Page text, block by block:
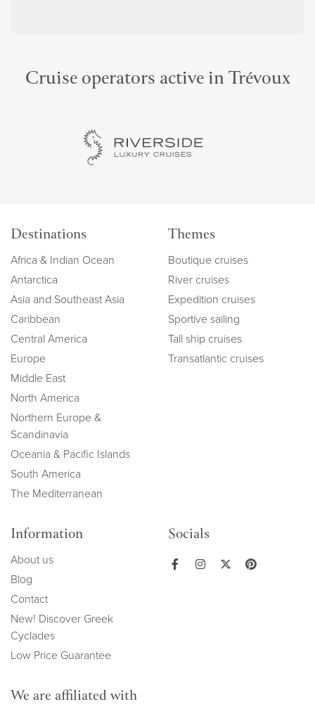
Cruise operators active in Trévoux
Destinations
Africa & Indian Ocean
Antarctica
Asia and Southeast Asia
Caribbean
Central America
Europe
Middle East
North America
Northern Europe &
Scandinavia
Oceania & Pacific Islands
South America
The Mediterranean
Themes
Boutique cruises
River cruises
Expedition cruises
Sportive sailing
Tall ship cruises
Transatlantic cruises
Information
About us
Blog
Contact
New! Discover Greek
Cyclades
Low Price Guarantee
Socials
We are affiliated with